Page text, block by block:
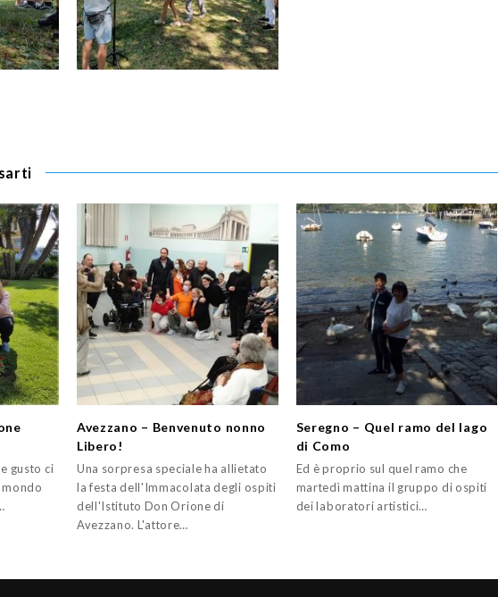
gusto ci
Avezzano – Benvenuto nonno
Libero!
Una sorpresa speciale ha allietato
la festa dell'Immacolata degli ospiti
dell'Istituto Don Orione di
Avezzano. L'attore…
Seregno – Quel ramo del lago
di Como
Ed è proprio sul quel ramo che
martedì mattina il gruppo di ospiti
dei laboratori artistici…